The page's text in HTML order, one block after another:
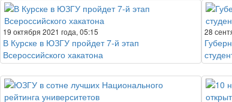
19 октября 2021 года, 05:15
В Курске в ЮЗГУ пройдет 7-й этап
Всероссийского хакатона
28